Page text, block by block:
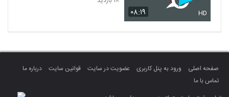
۰۸:۱۹ HD
صفحه اصلی ورود به پنل کاربری عضویت در سایت قوانین سایت
درباره ما
تماس با ما